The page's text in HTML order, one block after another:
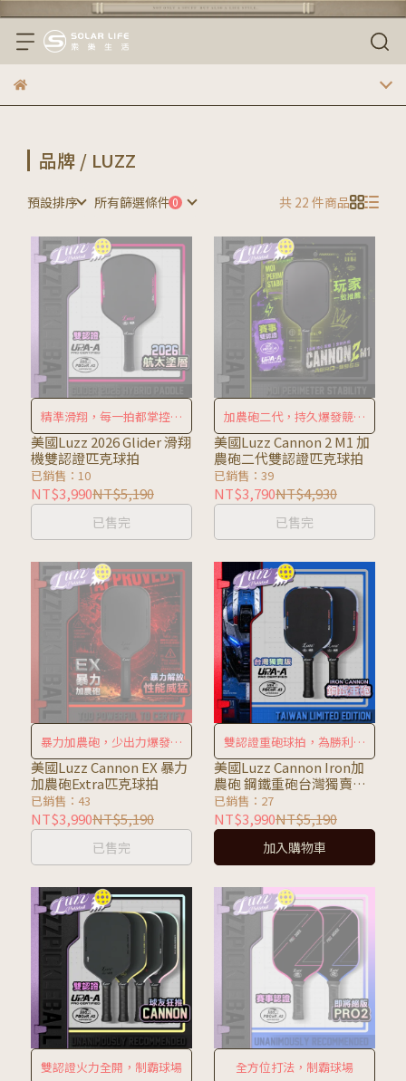
品牌 / LUZZ
預設排序 所有篩選條件 共 22 件商品
精準滑翔，每一拍都掌控全
場！
美國Luzz 2026 Glider 滑翔
機雙認證匹克球拍
已銷售：10
NT$3,990NT$5,190
已售完
加農砲二代，持久爆發競技
球拍
美國Luzz Cannon 2 M1 加
農砲二代雙認證匹克球拍
已銷售：39
NT$3,790NT$4,930
已售完
暴力加農砲，少出力爆發每
一拍！
美國Luzz Cannon EX 暴力
加農砲Extra匹克球拍
已銷售：43
NT$3,990NT$5,190
已售完
雙認證重砲球拍，為勝利而
生
美國Luzz Cannon Iron加
農砲 鋼鐵重砲台灣獨賣版
雙認證匹克球拍
已銷售：27
NT$3,990NT$5,190
加入購物車
雙認證火力全開，制霸球場 全方位打法，制霸球場